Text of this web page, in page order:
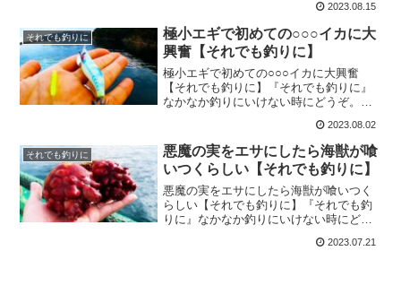
す。今回は『激流白波テトラの穴から出
現する根魚』をお届けします！キジハタ
を求めて1泊2日の車中泊で釣...
2023.08.15
それでも釣りに
極小エギで初めての○○○イカに大
興奮【それでも釣りに】
極小エギで初めての○○○イカに大興奮
【それでも釣りに】『それでも釣りに』
なかなか釣りにいけない時にどうぞ。少
す。今回は『極小エギで初めての○○○イ
カに大興奮』をお届けします！1.8号の極
小餌木で初めてのエギ...
2023.08.02
それでも釣りに
悪魔の実をエサにしたら海獣が喰
いつくらしい【それでも釣りに】
悪魔の実をエサにしたら海獣が喰いつく
らしい【それでも釣りに】『それでも釣
りに』なかなか釣りにいけない時にどう
いです。今回は『悪魔の実をエサにした
2023.07.21